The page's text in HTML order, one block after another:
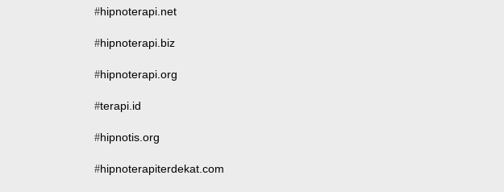
#hipnoterapi.net
#hipnoterapi.biz
#hipnoterapi.org
#terapi.id
#hipnotis.org
#hipnoterapiterdekat.com